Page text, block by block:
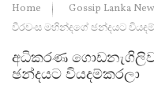
Home Gossip Lanka
වීරවංස මහින්දගේ ඡන්දයට
අධිකරණ
ඡන්දයට වියදම්කරලා